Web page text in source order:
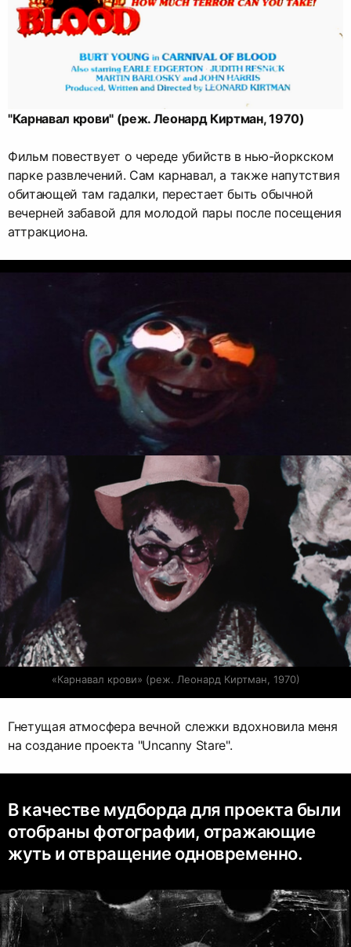
"Карнавал крови" (реж. Леонард Киртман, 1970)
Фильм повествует о череде убийств в нью-йоркском
парке развлечений. Сам карнавал, а также напутствия
обитающей там гадалки, перестает быть обычной
вечерней забавой для молодой пары после посещения
аттракциона.
«Карнавал крови» (реж. Леонард Киртман, 1970)
Гнетущая атмосфера вечной слежки вдохновила меня
на создание проекта "Uncanny Stare".
В качестве мудборда для проекта были
отобраны фотографии, отражающие
жуть и отвращение одновременно.